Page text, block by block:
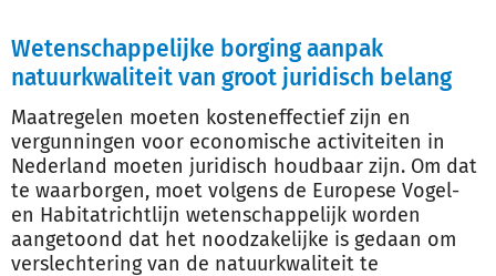
Wetenschappelijke borging aanpak
natuurkwaliteit van groot juridisch belang
Maatregelen moeten kosteneffectief zijn en
vergunningen voor economische activiteiten in
Nederland moeten juridisch houdbaar zijn. Om dat
te waarborgen, moet volgens de Europese Vogel-
en Habitatrichtlijn wetenschappelijk worden
aangetoond dat het noodzakelijke is gedaan om
verslechtering van de natuurkwaliteit te